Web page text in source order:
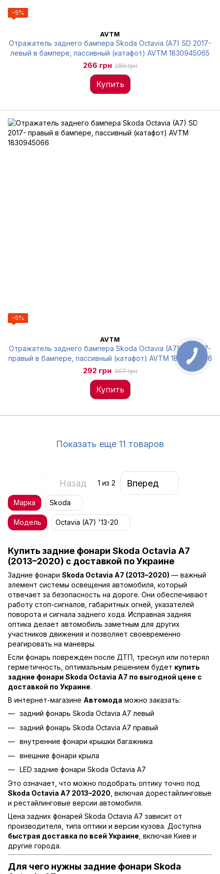
−5%
AVTM
Отражатель заднего бампера Skoda Octavia (A7) SD 2017-
левый в бампере, пассивный (катафот) AVTM 1830945065
266 грн 280 грн
Купить
−5%
AVTM
Отражатель заднего бампера Skoda Octavia (A7) SD 2017-
правый в бампере, пассивный (катафот) AVTM 1830945066
292 грн 307 грн
Купить
Показать еще 11 товаров
Назад 1 из 2 Вперед
Купить задние фонари Skoda Octavia A7
(2013–2020) с доставкой по Украине
Задние фонари Skoda Octavia A7 (2013–2020) — важный
элемент системы освещения автомобиля, который
отвечает за безопасность на дороге. Они обеспечивают
работу стоп-сигналов, габаритных огней, указателей
поворота и сигнала заднего хода. Исправная задняя
оптика делает автомобиль заметным для других
участников движения и позволяет своевременно
реагировать на маневры.
Если фонарь поврежден после ДТП, треснул или потерял
герметичность, оптимальным решением будет купить
задние фонари Skoda Octavia A7 по выгодной цене с
доставкой по Украине.
В интернет-магазине Автомода можно заказать:
задний фонарь Skoda Octavia A7 левый
задний фонарь Skoda Octavia A7 правый
внутренние фонари крышки багажника
внешние фонари крыла
LED задние фонари Skoda Octavia A7
Это означает, что можно подобрать оптику точно под
Skoda Octavia A7 2013–2020 , включая дорестайлинговые
и рестайлинговые версии автомобиля.
Цена задних фонарей Skoda Octavia A7 зависит от
производителя, типа оптики и версии кузова. Доступна
быстрая доставка по всей Украине , включая Киев и
другие города.
Для чего нужны задние фонари Skoda
Марка Skoda
Модель Octavia (A7) '13-20